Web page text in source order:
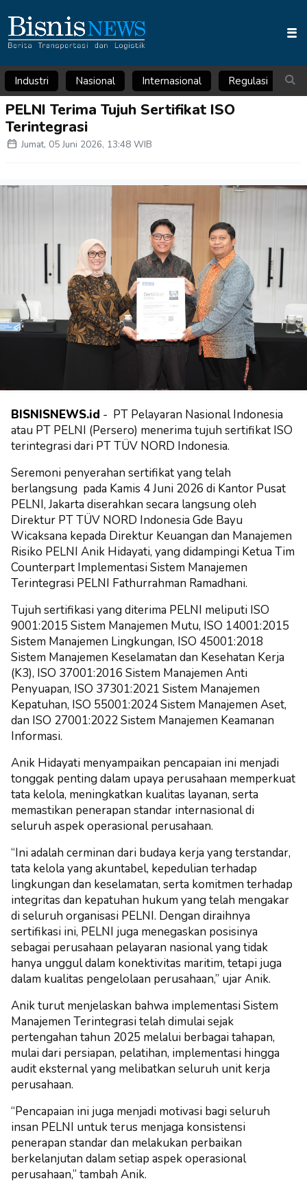
Industri Nasional Internasional Regulasi
PELNI Terima Tujuh Sertifikat ISO
Terintegrasi
Jumat, 05 Juni 2026, 13:48 WIB
BISNISNEWS.id - PT Pelayaran Nasional Indonesia
atau PT PELNI (Persero) menerima tujuh sertifikat ISO
terintegrasi dari PT TÜV NORD Indonesia.
Seremoni penyerahan sertifikat yang telah
berlangsung pada Kamis 4 Juni 2026 di Kantor Pusat
PELNI, Jakarta diserahkan secara langsung oleh
Direktur PT TÜV NORD Indonesia Gde Bayu
Wicaksana kepada Direktur Keuangan dan Manajemen
Risiko PELNI Anik Hidayati, yang didampingi Ketua Tim
Counterpart Implementasi Sistem Manajemen
Terintegrasi PELNI Fathurrahman Ramadhani.
Tujuh sertifikasi yang diterima PELNI meliputi ISO
9001:2015 Sistem Manajemen Mutu, ISO 14001:2015
Sistem Manajemen Lingkungan, ISO 45001:2018
Sistem Manajemen Keselamatan dan Kesehatan Kerja
(K3), ISO 37001:2016 Sistem Manajemen Anti
Penyuapan, ISO 37301:2021 Sistem Manajemen
Kepatuhan, ISO 55001:2024 Sistem Manajemen Aset,
dan ISO 27001:2022 Sistem Manajemen Keamanan
Informasi.
Anik Hidayati menyampaikan pencapaian ini menjadi
tonggak penting dalam upaya perusahaan memperkuat
tata kelola, meningkatkan kualitas layanan, serta
memastikan penerapan standar internasional di
seluruh aspek operasional perusahaan.
“Ini adalah cerminan dari budaya kerja yang terstandar,
tata kelola yang akuntabel, kepedulian terhadap
lingkungan dan keselamatan, serta komitmen terhadap
integritas dan kepatuhan hukum yang telah mengakar
di seluruh organisasi PELNI. Dengan diraihnya
sertifikasi ini, PELNI juga menegaskan posisinya
sebagai perusahaan pelayaran nasional yang tidak
hanya unggul dalam konektivitas maritim, tetapi juga
dalam kualitas pengelolaan perusahaan,” ujar Anik.
Anik turut menjelaskan bahwa implementasi Sistem
Manajemen Terintegrasi telah dimulai sejak
pertengahan tahun 2025 melalui berbagai tahapan,
mulai dari persiapan, pelatihan, implementasi hingga
audit eksternal yang melibatkan seluruh unit kerja
perusahaan.
“Pencapaian ini juga menjadi motivasi bagi seluruh
insan PELNI untuk terus menjaga konsistensi
penerapan standar dan melakukan perbaikan
berkelanjutan dalam setiap aspek operasional
perusahaan,” tambah Anik.